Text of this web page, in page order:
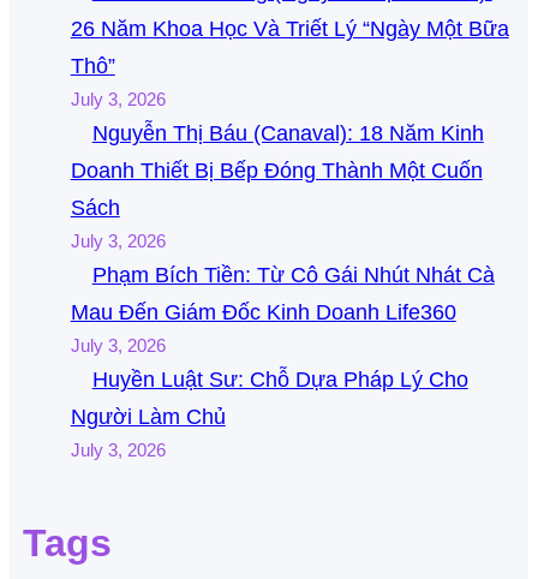
26 Năm Khoa Học Và Triết Lý “Ngày Một Bữa
Thô”
July 3, 2026
Nguyễn Thị Báu (Canaval): 18 Năm Kinh
Doanh Thiết Bị Bếp Đóng Thành Một Cuốn
Sách
July 3, 2026
Phạm Bích Tiền: Từ Cô Gái Nhút Nhát Cà
Mau Đến Giám Đốc Kinh Doanh Life360
July 3, 2026
Huyền Luật Sư: Chỗ Dựa Pháp Lý Cho
Người Làm Chủ
July 3, 2026
Tags